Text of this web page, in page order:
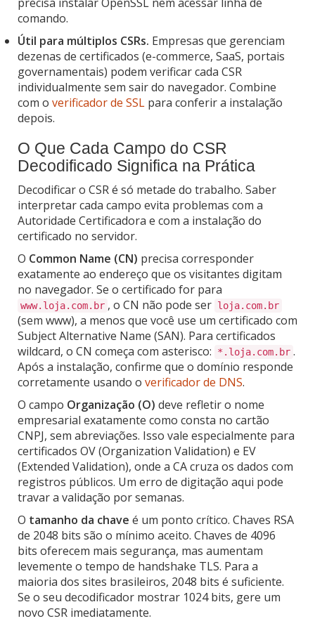
comando.
Útil para múltiplos CSRs. Empresas que gerenciam
dezenas de certificados (e-commerce, SaaS, portais
governamentais) podem verificar cada CSR
individualmente sem sair do navegador. Combine
com o verificador de SSL para conferir a instalação
depois.
O Que Cada Campo do CSR
Decodificado Significa na Prática
Decodificar o CSR é só metade do trabalho. Saber
interpretar cada campo evita problemas com a
Autoridade Certificadora e com a instalação do
certificado no servidor.
O Common Name (CN) precisa corresponder
exatamente ao endereço que os visitantes digitam
no navegador. Se o certificado for para
www.loja.com.br , o CN não pode ser loja.com.br
(sem www), a menos que você use um certificado com
Subject Alternative Name (SAN). Para certificados
wildcard, o CN começa com asterisco:
*.loja.com.br .
Após a instalação, confirme que o domínio responde
corretamente usando o verificador de DNS.
O campo Organização (O) deve refletir o nome
empresarial exatamente como consta no cartão
CNPJ, sem abreviações. Isso vale especialmente para
certificados OV (Organization Validation) e EV
(Extended Validation), onde a CA cruza os dados com
registros públicos. Um erro de digitação aqui pode
travar a validação por semanas.
O tamanho da chave é um ponto crítico. Chaves RSA
de 2048 bits são o mínimo aceito. Chaves de 4096
bits oferecem mais segurança, mas aumentam
levemente o tempo de handshake TLS. Para a
maioria dos sites brasileiros, 2048 bits é suficiente.
Se o seu decodificador mostrar 1024 bits, gere um
novo CSR imediatamente.